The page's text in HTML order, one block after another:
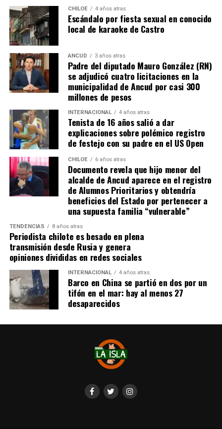
CHILOE 4 años atras
Escándalo por fiesta sexual en conocido
local de karaoke de Castro
ANCUD 3 años atras
Padre del diputado Mauro González (RN)
se adjudicó cuatro licitaciones en la
municipalidad de Ancud por casi 300
millones de pesos
INTERNACIONAL 4 años atras
Tenista de 16 años salió a dar
explicaciones sobre polémico registro
de festejo con su padre en el US Open
CHILOE 6 años atras
Documento revela que hijo menor del
alcalde de Ancud aparece en el registro
de Alumnos Prioritarios y obtendría
beneficios del Estado por pertenecer a
una supuesta familia “vulnerable”
TENDENCIAS 8 años atras
Periodista chilote es besado en plena
transmisión desde Rusia y genera
opiniones divididas en redes sociales
INTERNACIONAL 4 años atras
Barco en China se partió en dos por un
tifón en el mar: hay al menos 27
desaparecidos